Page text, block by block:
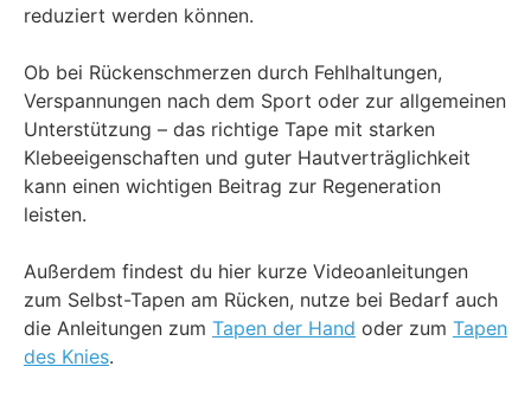
reduziert werden können.
Ob bei Rückenschmerzen durch Fehlhaltungen,
Verspannungen nach dem Sport oder zur allgemeinen
Unterstützung – das richtige Tape mit starken
Klebeeigenschaften und guter Hautverträglichkeit
kann einen wichtigen Beitrag zur Regeneration
leisten.
Außerdem findest du hier kurze Videoanleitungen
zum Selbst-Tapen am Rücken, nutze bei Bedarf auch
die Anleitungen zum Tapen der Hand oder zum Tapen
des Knies.